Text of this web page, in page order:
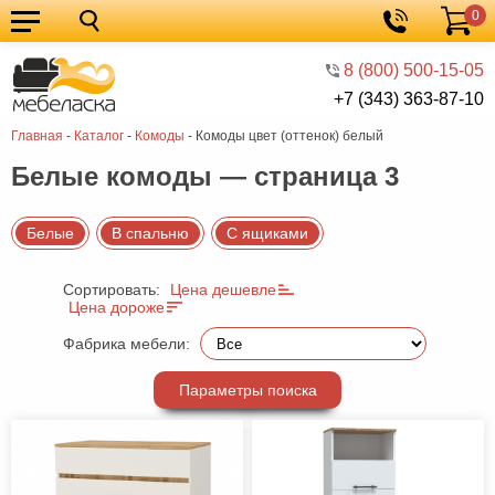
8 (800) 500-15-05
+7 (343) 363-87-10
Корзина
0
Главная - Каталог - Комоды - Комоды цвет (оттенок) белый
Кухонные
гарнитуры
Мебель
для
кухни
Мебель
для
спальни
Кровати
Шкафы
Диваны
мебель
Детская
мебель
Мебель
Белые комоды — страница 3
Белые В спальню С ящиками
Сортировать:
Цена дешевле
Цена дороже
Фабрика мебели:
Параметры поиска